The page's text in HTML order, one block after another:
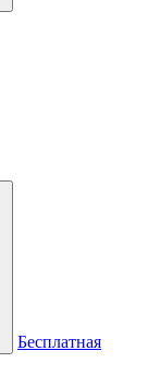
Бесплатная